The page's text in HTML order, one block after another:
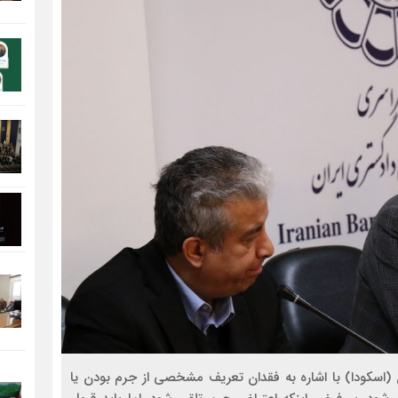
با اشاره به فقدان تعریف مشخصی از جرم بودن یا